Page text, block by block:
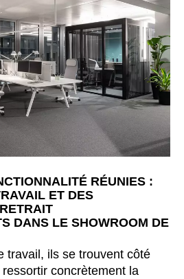
RÉUNIES :
ET DES
DANS LE SHOWROOM DE
travail, ils se trouvent côté
concrètement la